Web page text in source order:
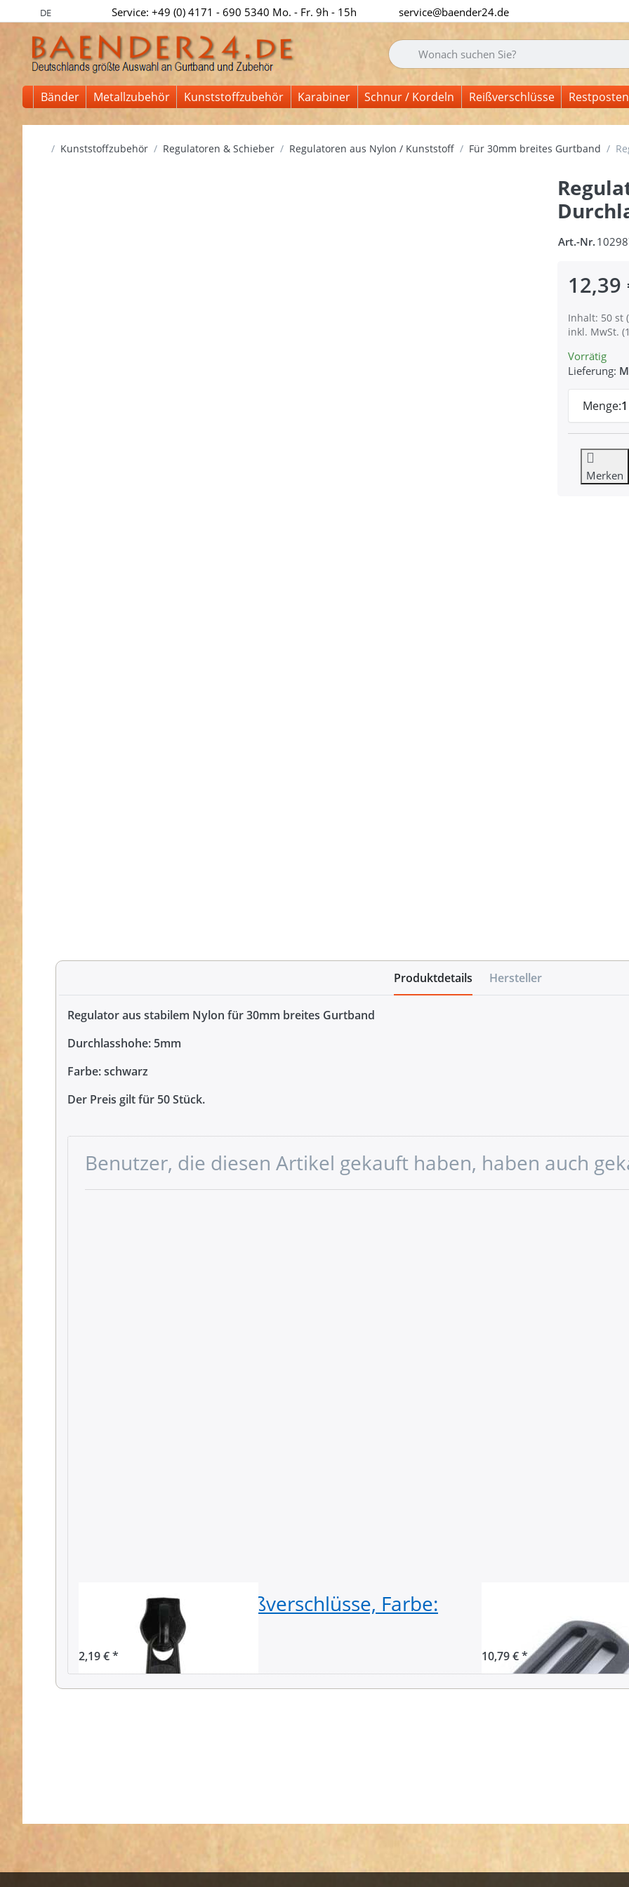
DE Service: +49 (0) 4171 - 690 5340 Mo. - Fr. 9h - 15h service@baender24.de
Geben Sie einen Suchbegriff ein. Während Sie
Bänder Metallzubehör Kunststoffzubehör Karabiner Schnur / Kordeln Reißverschlüsse Restposten
Startseite
Kunststoffzubehör Regulatoren & Schieber Regulatoren aus Nylon / Kunststoff Für 30mm breites Gurtband
Art.-Nr.
12,39
Inhalt: 50 st
inkl. MwSt.
Vorrätig
Lieferung:
Menge:1
Merken
Produktdetails Hersteller
Regulator aus stabilem Nylon für 30mm breites Gurtband
Durchlasshohe: 5mm
Farbe: schwarz
Der Preis gilt für 50 Stück.
Benutzer, die diesen Artikel gekauft haben, haben auch
Zipper für 8mm Reißverschlüsse, Farbe:
schwarz, 10 Stück
2,19 € *
50 Stück
10,79 € *